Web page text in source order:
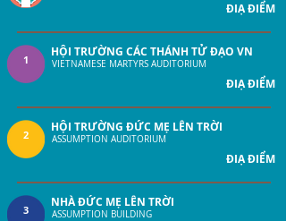
ĐIẠ ĐIỂM
1
HỘI TRƯỜNG CÁC THÁNH TỬ ĐẠO VN
VIETNAMESE MARTYRS AUDITORIUM
ĐIẠ ĐIỂM
2
HỘI TRƯỜNG ĐỨC MẸ LÊN TRỜI
ASSUMPTION AUDITORIUM
ĐIẠ ĐIỂM
3
NHÀ ĐỨC MẸ LÊN TRỜI
ASSUMPTION BUILDING